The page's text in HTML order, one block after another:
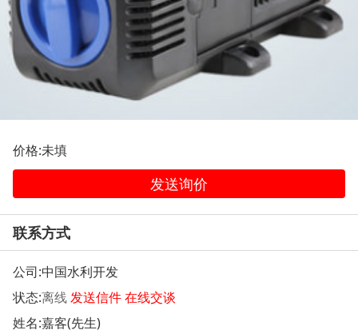
价格:未填
发送询价
联系方式
公司:中国水利开发
状态:离线发送信件在线交谈
姓名:嘉客(先生)